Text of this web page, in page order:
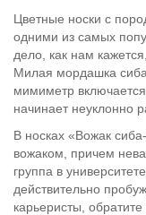
Цветные носки с
одними из самых
дело, как нам
Милая мордашка
мимиметр
начинает неуклонно
В носках «Вожак
вожаком, причем
группа в
действительно
карьеристы,